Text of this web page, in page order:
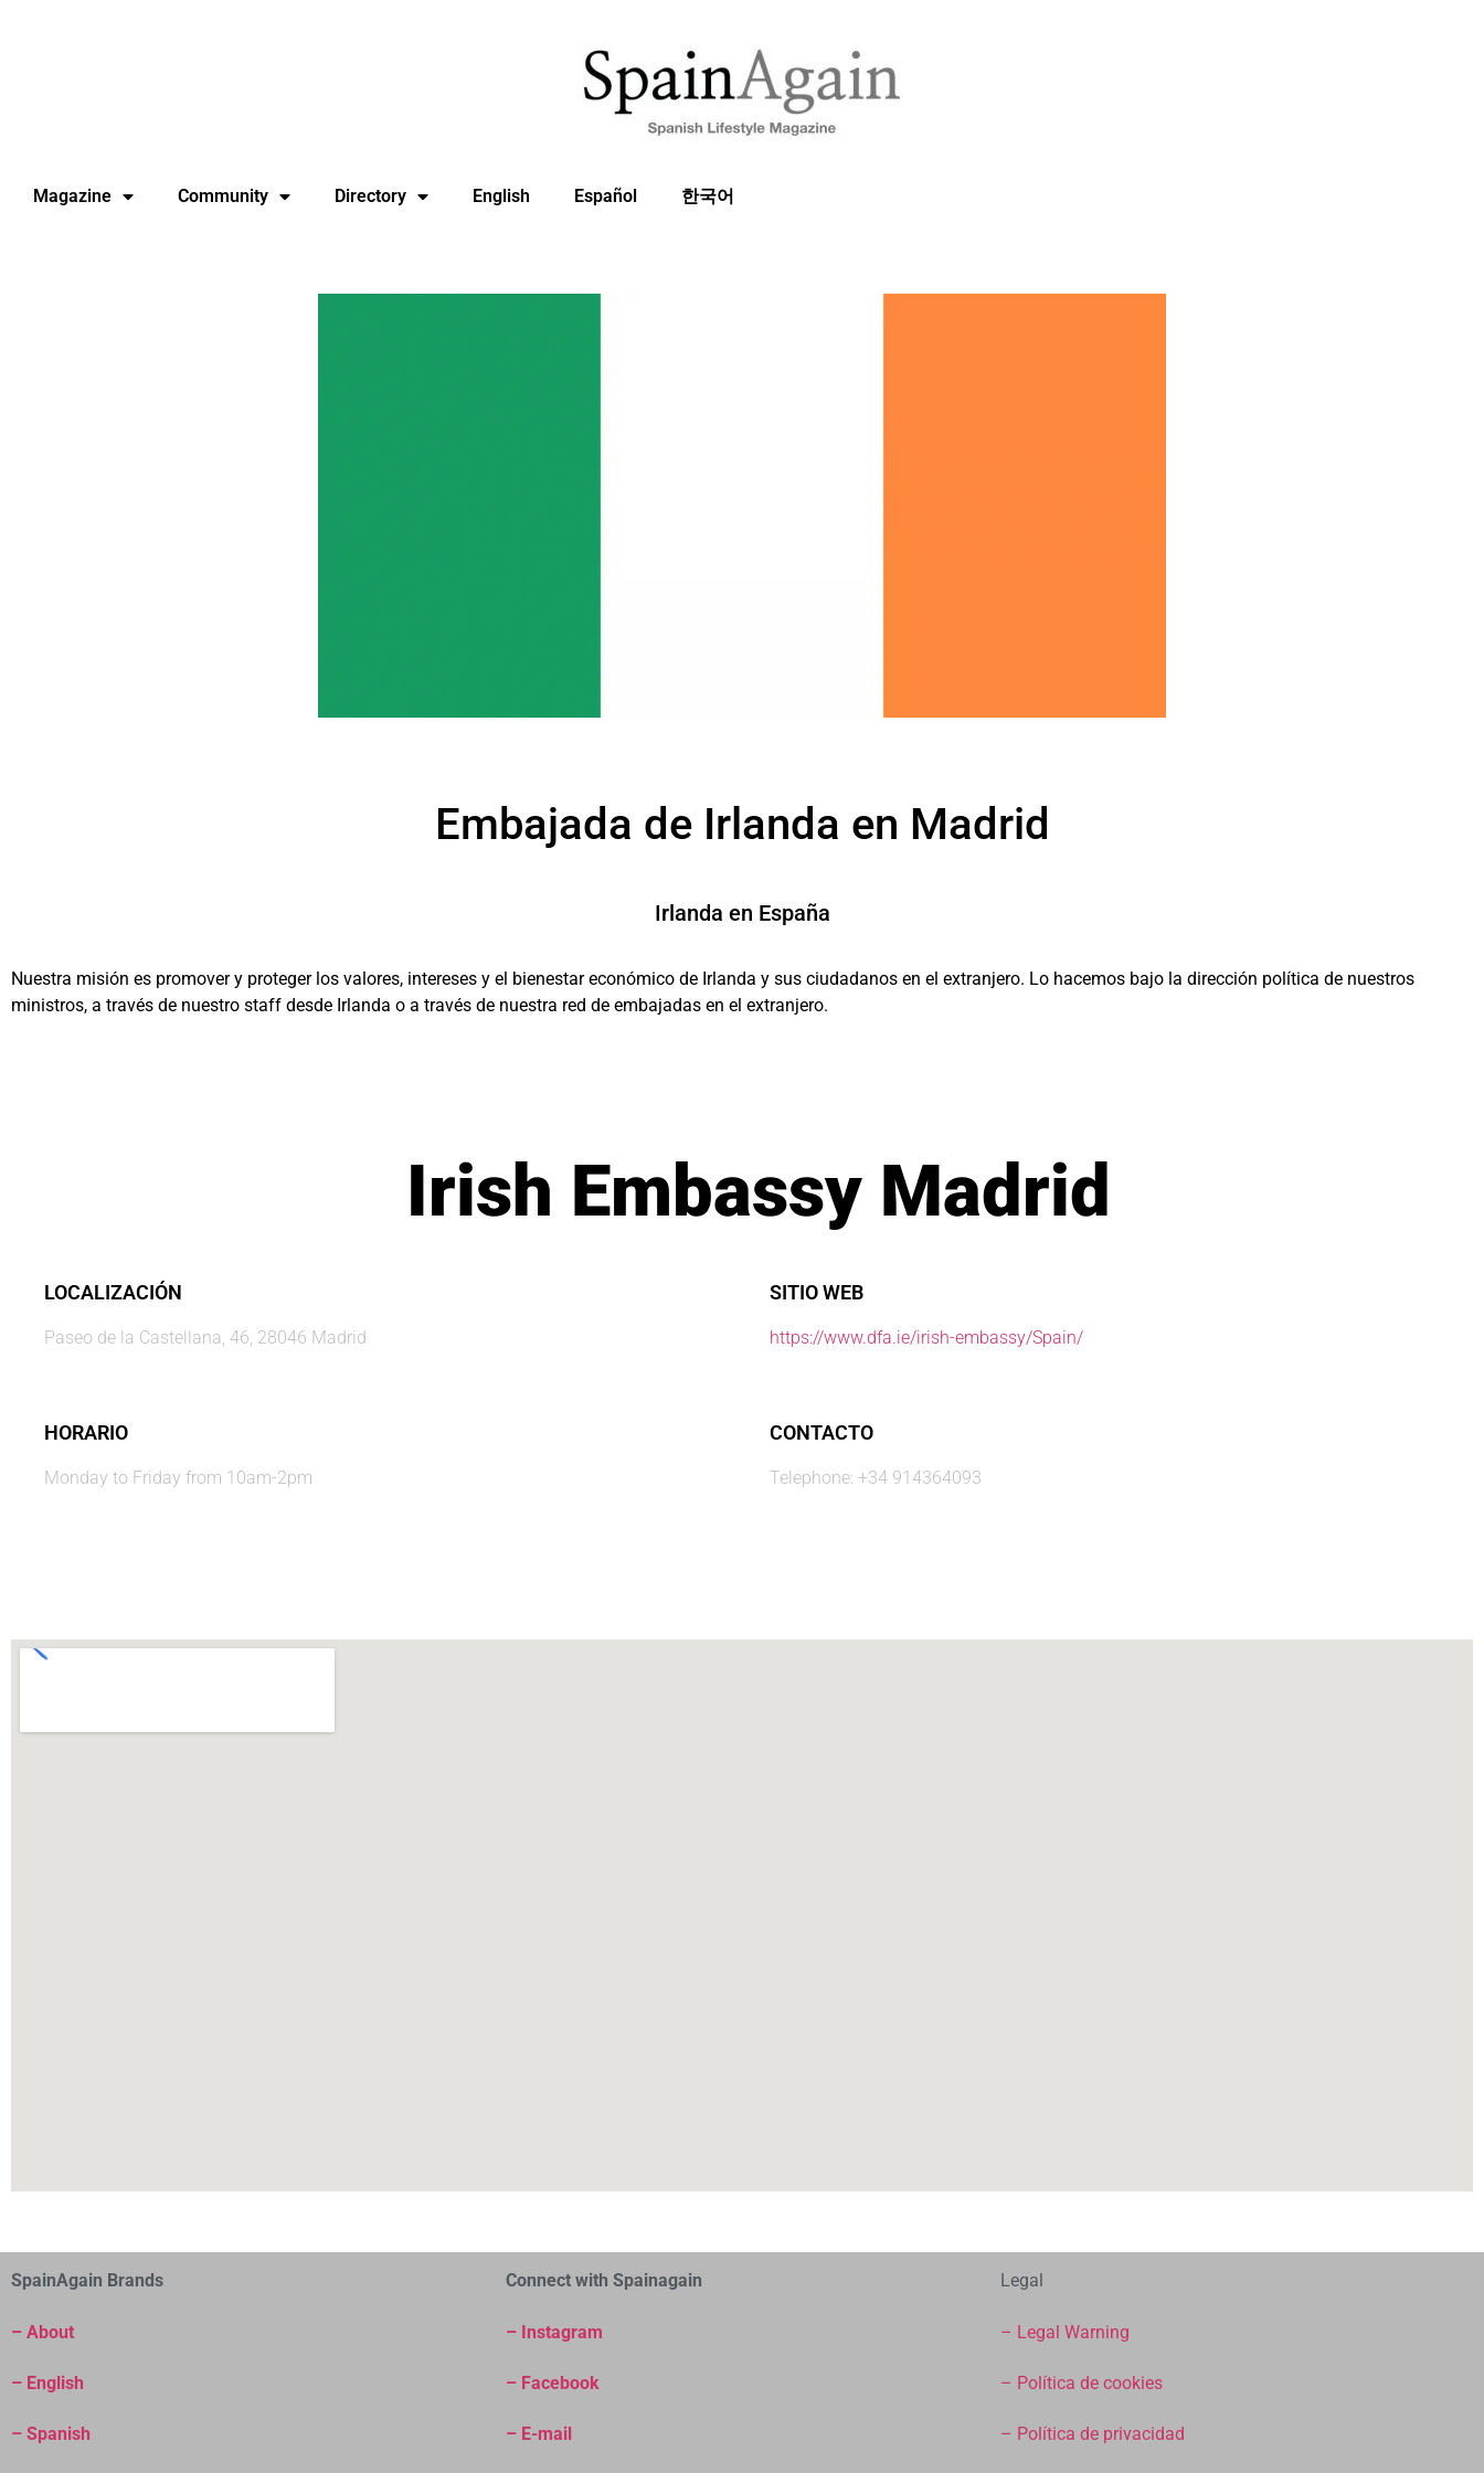
Magazine Community Directory English Español 한국어
Embajada de Irlanda en Madrid
Irlanda en España
Nuestra misión es promover y proteger los valores, intereses y el bienestar económico de Irlanda y sus ciudadanos en el extranjero. Lo hacemos bajo la dirección política de nuestros
ministros, a través de nuestro staff desde Irlanda o a través de nuestra red de embajadas en el extranjero.
Irish Embassy Madrid
LOCALIZACIÓN
Paseo de la Castellana, 46, 28046 Madrid
SITIO WEB
https://www.dfa.ie/irish-embassy/Spain/
HORARIO
Monday to Friday from 10am-2pm
CONTACTO
Telephone: +34 914364093
SpainAgain Brands
– About
– English
– Spanish
Connect with Spainagain
– Instagram
– Facebook
– E-mail
Legal
– Legal Warning
– Política de cookies
– Política de privacidad